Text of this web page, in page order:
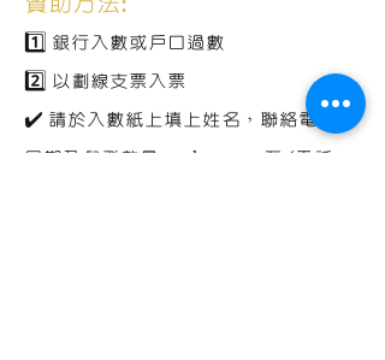
1️⃣ 銀行入數或戶口過數
2️⃣ 以劃線支票入票
✔️ 請於入數紙上填上姓名，聯絡電話，
日期及戲飛數量，whatsapp 至 (電話：